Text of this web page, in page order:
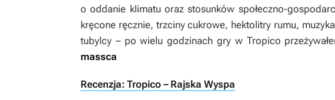
o oddanie klimatu oraz stosunków społeczno-
kręcone ręcznie, trzciny cukrowe, hektolitry rumu,
tubylcy – po wielu godzinach gry w Tropico
massca
Recenzja: Tropico – Rajska Wyspa